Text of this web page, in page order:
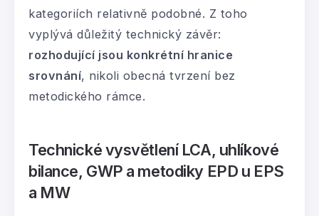
kategoriích relativně podobné. Z toho
vyplývá důležitý technický závěr:
rozhodující jsou konkrétní hranice
srovnání, nikoli obecná tvrzení bez
metodického rámce.
Technické vysvětlení LCA, uhlíkové
bilance, GWP a metodiky EPD u EPS
a MW